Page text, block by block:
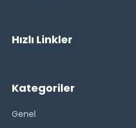
Hızlı Linkler
Kategoriler
Genel